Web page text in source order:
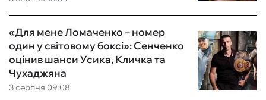
3 серпня 09:08
«Для мене Ломаченко – номер
один у світовому боксі»: Сенченко
оцінив шанси Усика, Кличка та
Чухаджяна